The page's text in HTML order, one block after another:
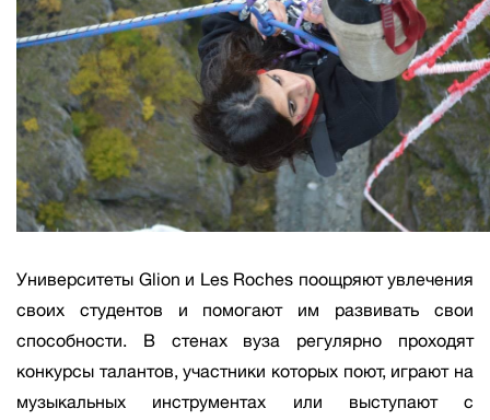
Университеты Glion и Les Roches поощряют увлечения
своих студентов и помогают им развивать свои
способности. В стенах вуза регулярно проходят
конкурсы талантов, участники которых поют, играют на
музыкальных инструментах или выступают с